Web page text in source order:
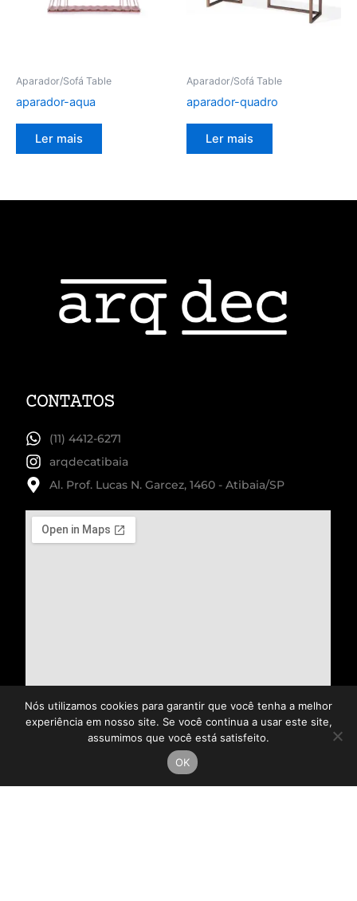
Aparador/Sofá Table
aparador-aqua
Ler mais
Aparador/Sofá Table
aparador-quadro
Ler mais
CONTATOS
(11) 4412-6271
arqdecatibaia
Al. Prof. Lucas N. Garcez, 1460 - Atibaia/SP
Nós utilizamos cookies para garantir que você tenha a melhor
experiência em nosso site. Se você continua a usar este site,
assumimos que você está satisfeito.
OK